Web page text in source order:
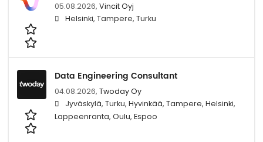
05.08.2026, Vincit Oyj
Helsinki, Tampere, Turku
Data Engineering Consultant
04.08.2026, Twoday Oy
Jyväskylä, Turku, Hyvinkää, Tampere, Helsinki,
Lappeenranta, Oulu, Espoo